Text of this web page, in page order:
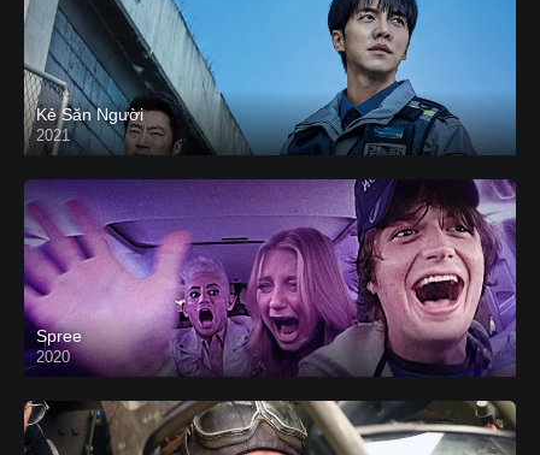
Kẻ Săn Người
2021
Spree
2020